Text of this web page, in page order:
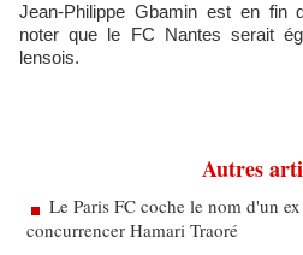
Jean-Philippe Gbamin est en fin
noter que le FC Nantes serait
lensois.
Autres
Le Paris FC coche le nom d'un
concurrencer Hamari Traoré